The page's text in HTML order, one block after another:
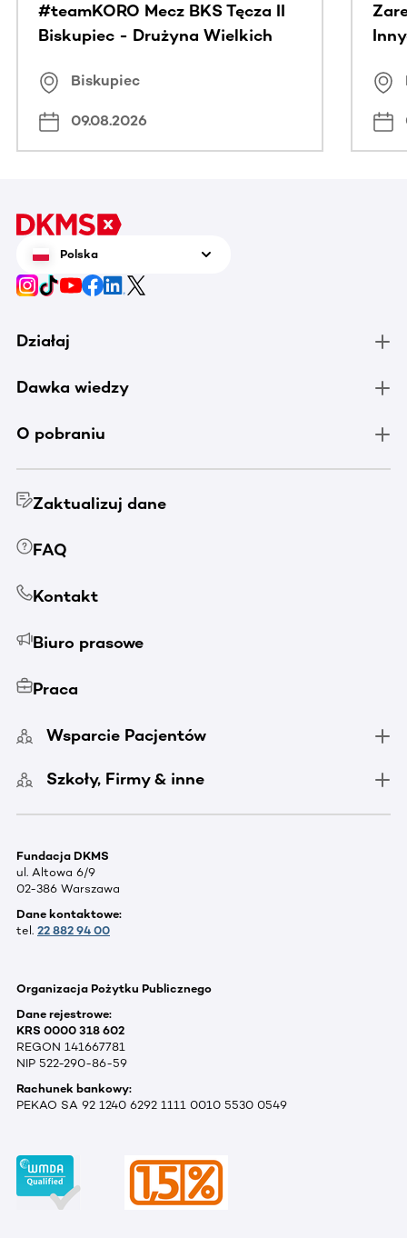
#teamKORO Mecz BKS Tęcza II
Biskupiec - Drużyna Wielkich
Biskupiec
09.08.2026
Polska
Działaj
Dawka wiedzy
O pobraniu
Zaktualizuj dane
FAQ
Kontakt
Biuro prasowe
Praca
Wsparcie Pacjentów
Szkoły, Firmy & inne
Fundacja DKMS
ul. Altowa 6/9
02-386 Warszawa
Dane kontaktowe:
tel. 22 882 94 00
Organizacja Pożytku Publicznego
Dane rejestrowe:
KRS 0000 318 602
REGON 141667781
NIP 522-290-86-59
Rachunek bankowy:
PEKAO SA 92 1240 6292 1111 0010 5530 0549